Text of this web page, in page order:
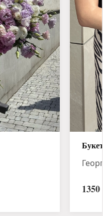
1350